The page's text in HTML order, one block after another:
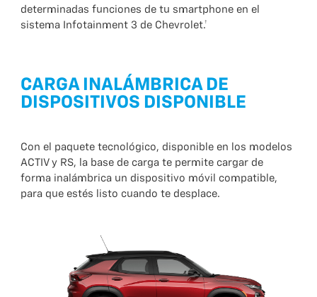
determinadas funciones de tu smartphone en el
sistema Infotainment 3 de Chevrolet.†
CARGA INALÁMBRICA DE
DISPOSITIVOS DISPONIBLE
Con el paquete tecnológico, disponible en los modelos
ACTIV y RS, la base de carga te permite cargar de
forma inalámbrica un dispositivo móvil compatible,
para que estés listo cuando te desplace.